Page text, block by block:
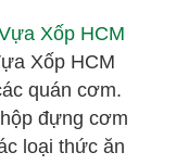
Xốp HCM
Xốp HCM
quán cơm.
đựng cơm
loại thức ăn